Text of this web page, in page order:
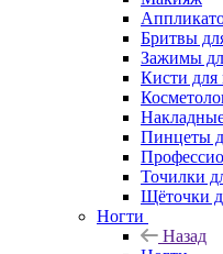
Бритвы
Зажимы
Кисти для
Пинцеты
Точилки
Щёточки
Ногти
Назад